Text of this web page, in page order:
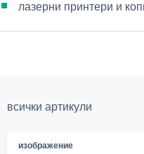
лазерни принтери и
всички артикули
изображение